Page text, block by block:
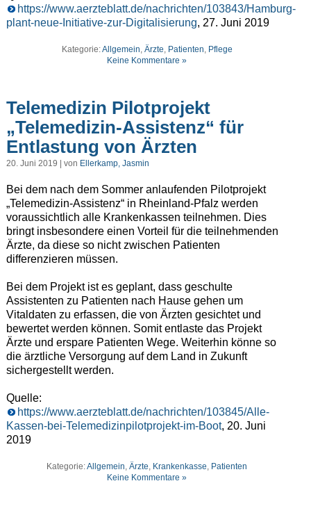
https://www.aerzteblatt.de/nachrichten/103843/Hamburg-
plant-neue-Initiative-zur-Digitalisierung, 27. Juni 2019
Kategorie:Allgemein, Ärzte, Patienten, Pflege
Keine Kommentare »
Telemedizin Pilotprojekt
„Telemedizin-Assistenz“ für
Entlastung von Ärzten
20. Juni 2019 | von Ellerkamp, Jasmin
Bei dem nach dem Sommer anlaufenden Pilotprojekt
„Telemedizin-Assistenz“ in Rheinland-Pfalz werden
voraussichtlich alle Krankenkassen teilnehmen. Dies
bringt insbesondere einen Vorteil für die teilnehmenden
Ärzte, da diese so nicht zwischen Patienten
differenzieren müssen.
Bei dem Projekt ist es geplant, dass geschulte
Assistenten zu Patienten nach Hause gehen um
Vitaldaten zu erfassen, die von Ärzten gesichtet und
bewertet werden können. Somit entlaste das Projekt
Ärzte und erspare Patienten Wege. Weiterhin könne so
die ärztliche Versorgung auf dem Land in Zukunft
sichergestellt werden.
Quelle:
https://www.aerzteblatt.de/nachrichten/103845/Alle-
Kassen-bei-Telemedizinpilotprojekt-im-Boot, 20. Juni
2019
Kategorie:Allgemein,Ärzte, Krankenkasse, Patienten
Keine Kommentare »